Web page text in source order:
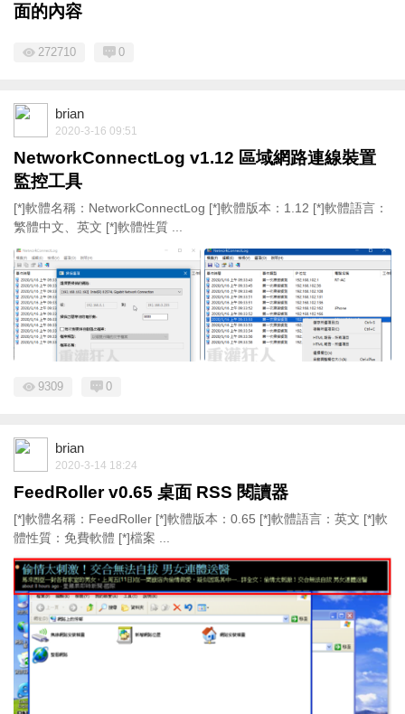
面的內容
272710 0
brian
2020-3-16 09:51
NetworkConnectLog v1.12 區域網路連線裝置
監控工具
[*]軟體名稱：NetworkConnectLog [*]軟體版本：1.12 [*]軟體語言：
繁體中文、英文 [*]軟體性質 ...
9309 0
brian
2020-3-14 18:24
FeedRoller v0.65 桌面 RSS 閱讀器
[*]軟體名稱：FeedRoller [*]軟體版本：0.65 [*]軟體語言：英文 [*]軟
體性質：免費軟體 [*]檔案 ...